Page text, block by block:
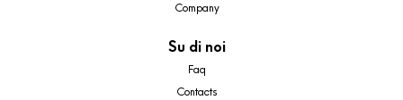
Company
Su di noi
Faq
Contacts